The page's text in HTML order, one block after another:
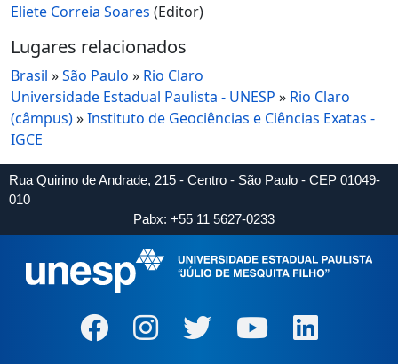
Eliete Correia Soares (Editor)
Lugares relacionados
Brasil »São Paulo » Rio Claro
Universidade Estadual Paulista - UNESP » Rio Claro
(câmpus)»Instituto de Geociências e Ciências Exatas -
IGCE
Rua Quirino de Andrade, 215 - Centro - São Paulo - CEP 01049-
010
Pabx: +55 11 5627-0233